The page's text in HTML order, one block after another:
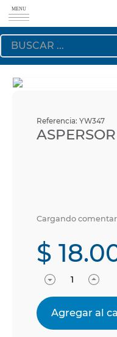
Referencia: YW347
ASPERSOR
Cargando
$ 18.